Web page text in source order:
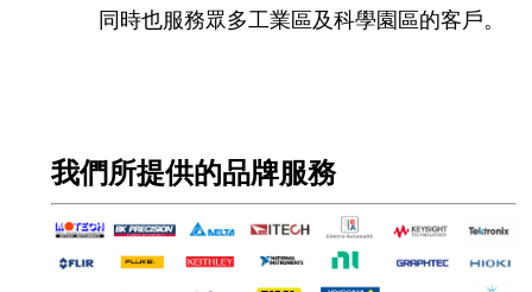
同時也服務眾多工業區及科學園區的客戶。
我們所提供的品牌服務